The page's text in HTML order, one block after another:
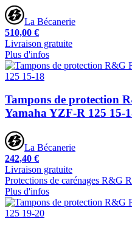
La Bécanerie
510,00 €
Livraison gratuite
Plus d'infos
Tampons de protection
Yamaha YZF-R 125 15-
La Bécanerie
242,40 €
Livraison gratuite
Protections de carénages R&G
Plus d'infos